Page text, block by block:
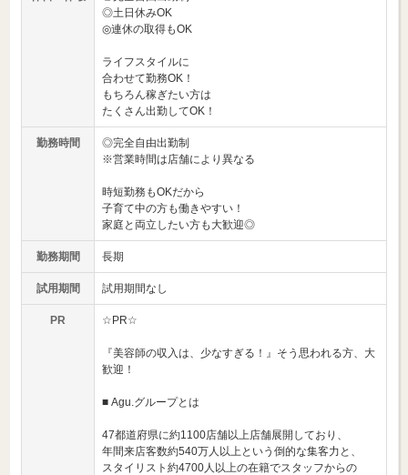
◎土日休みOK
◎連休の取得もOK
ライフスタイルに
合わせて勤務OK！
もちろん稼ぎたい方は
たくさん出勤してOK！
勤務時間
◎完全自由出勤制
※営業時間は店舗により異なる
時短勤務もOKだから
子育て中の方も働きやすい！
家庭と両立したい方も大歓迎◎
勤務期間 長期
試用期間 試用期間なし
PR ☆PR☆
『美容師の収入は、少なすぎる！』そう思われる方、大
歓迎！
■ Agu.グループとは
47都道府県に約1100店舗以上店舗展開しており、
年間来店客数約540万人以上という倒的な集客力と、
スタイリスト約4700人以上の在籍でスタッフからの